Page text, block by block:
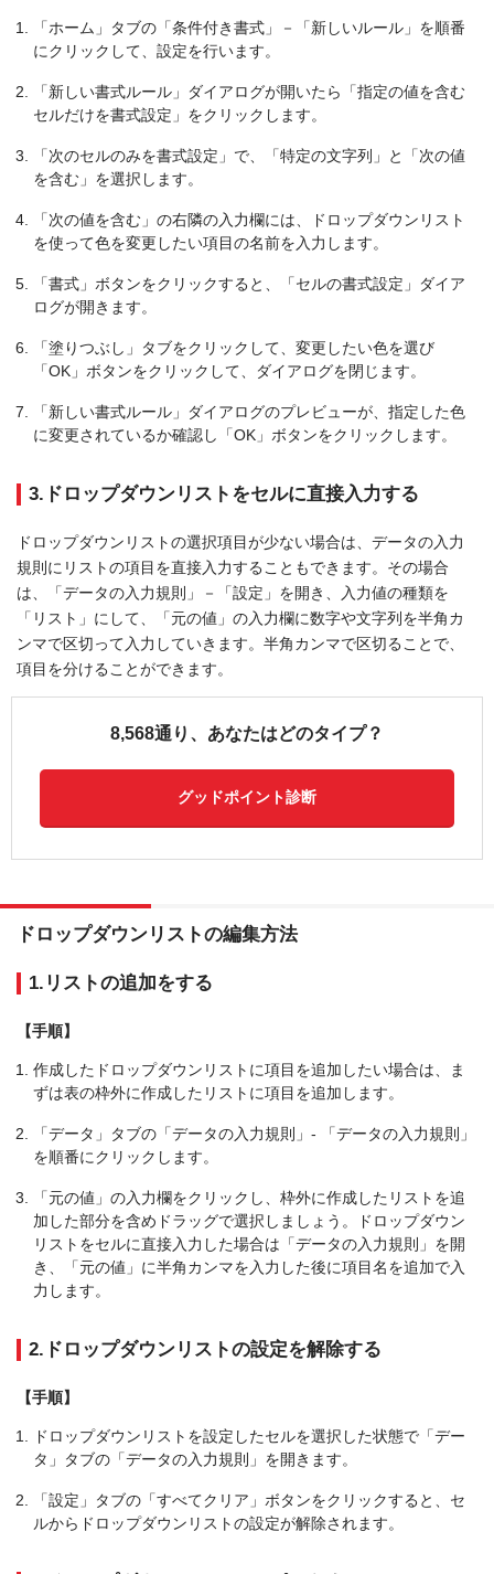
「ホーム」タブの「条件付き書式」－「新しいルール」を順番
にクリックして、設定を行います。
「新しい書式ルール」ダイアログが開いたら「指定の値を含む
セルだけを書式設定」をクリックします。
「次のセルのみを書式設定」で、「特定の文字列」と「次の値
を含む」を選択します。
「次の値を含む」の右隣の入力欄には、ドロップダウンリスト
を使って色を変更したい項目の名前を入力します。
「書式」ボタンをクリックすると、「セルの書式設定」ダイア
ログが開きます。
「塗りつぶし」タブをクリックして、変更したい色を選び
「OK」ボタンをクリックして、ダイアログを閉じます。
「新しい書式ルール」ダイアログのプレビューが、指定した色
に変更されているか確認し「OK」ボタンをクリックします。
3.ドロップダウンリストをセルに直接入力する
ドロップダウンリストの選択項目が少ない場合は、データの入力
規則にリストの項目を直接入力することもできます。その場合
は、「データの入力規則」－「設定」を開き、入力値の種類を
「リスト」にして、「元の値」の入力欄に数字や文字列を半角カ
ンマで区切って入力していきます。半角カンマで区切ることで、
項目を分けることができます。
8,568通り、あなたはどのタイプ？
グッドポイント診断
ドロップダウンリストの編集方法
1.リストの追加をする
【手順】
作成したドロップダウンリストに項目を追加したい場合は、ま
ずは表の枠外に作成したリストに項目を追加します。
「データ」タブの「データの入力規則」- 「データの入力規則」
を順番にクリックします。
「元の値」の入力欄をクリックし、枠外に作成したリストを追
加した部分を含めドラッグで選択しましょう。ドロップダウン
リストをセルに直接入力した場合は「データの入力規則」を開
き、「元の値」に半角カンマを入力した後に項目名を追加で入
力します。
2.ドロップダウンリストの設定を解除する
【手順】
ドロップダウンリストを設定したセルを選択した状態で「デー
タ」タブの「データの入力規則」を開きます。
「設定」タブの「すべてクリア」ボタンをクリックすると、セ
ルからドロップダウンリストの設定が解除されます。